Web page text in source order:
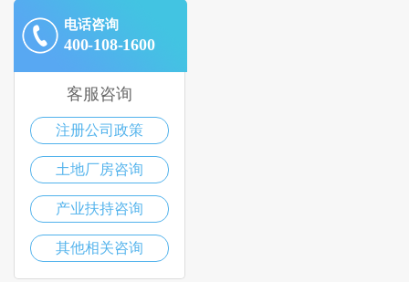
电话咨询
400-108-1600
客服咨询
注册公司政策
土地厂房咨询
产业扶持咨询
其他相关咨询